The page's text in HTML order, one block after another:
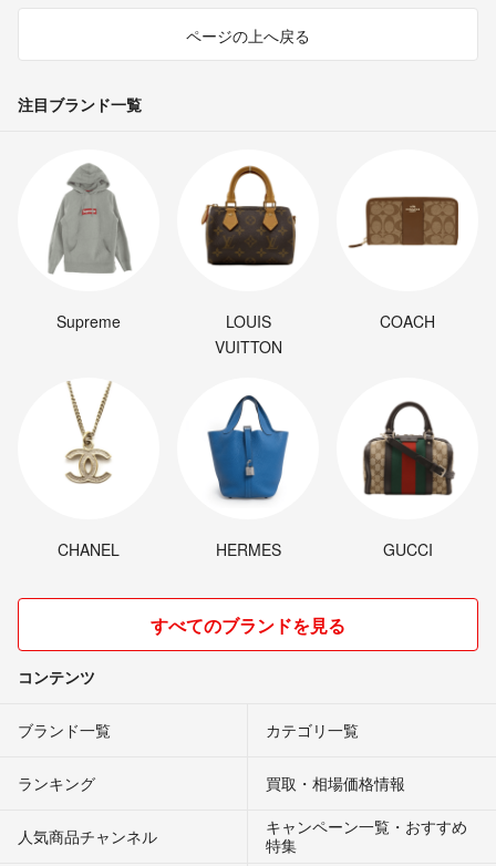
ページの上へ戻る
注目ブランド一覧
Supreme
LOUIS
VUITTON
COACH
CHANEL HERMES GUCCI
すべてのブランドを見る
コンテンツ
ブランド一覧 カテゴリ一覧
ランキング 買取・相場価格情報
人気商品チャンネル
キャンペーン一覧・おすすめ
特集